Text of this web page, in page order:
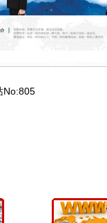
No:805